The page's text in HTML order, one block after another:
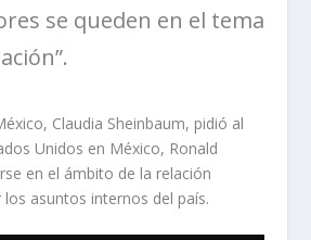
se queden en el tema
Claudia Sheinbaum, pidió al
Unidos en México, Ronald
en el ámbito de la relación
asuntos internos del país.